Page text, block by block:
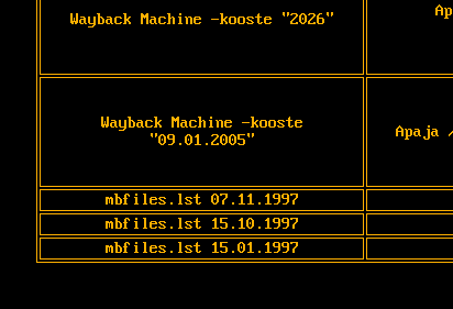
Wayback Machine -kooste "2026"
Wayback Machine -kooste
"09.01.2005"
Apaja
mbfiles.lst 07.11.1997
mbfiles.lst 15.10.1997
mbfiles.lst 15.01.1997